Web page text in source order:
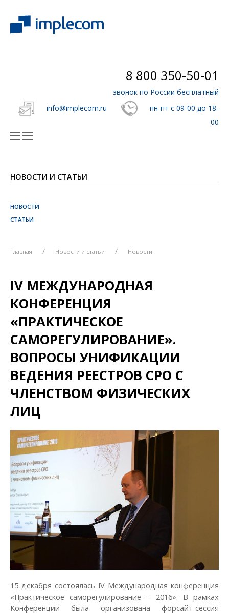
8 800 350-50-01
звонок по России бесплатный
info@implecom.ru
пн-пт с 09-00 до 18-
00
НОВОСТИ И СТАТЬИ
НОВОСТИ
СТАТЬИ
Главная Новости и статьи Новости
IV МЕЖДУНАРОДНАЯ
КОНФЕРЕНЦИЯ
«ПРАКТИЧЕСКОЕ
САМОРЕГУЛИРОВАНИЕ».
ВОПРОСЫ УНИФИКАЦИИ
ВЕДЕНИЯ РЕЕСТРОВ СРО С
ЧЛЕНСТВОМ ФИЗИЧЕСКИХ
ЛИЦ
15 декабря состоялась IV Международная конференция
«Практическое саморегулирование – 2016». В рамках
Конференции была организована форсайт-сессия